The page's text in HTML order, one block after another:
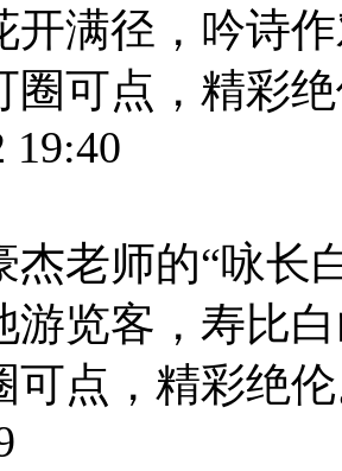
开满径，吟诗
圈可点，精彩
19:40
杰老师的“咏长
游览客，寿比
可点，精彩绝